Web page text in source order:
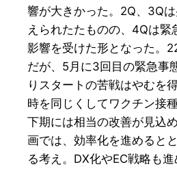
響が大きかった。2Q、3Q
えられたたものの、4Qは緊
影響を受けた形となった。
だが、5月に3回目の緊急事
りスタートの苦戦はやむを
時を同じくしてワクチン接
下期には相当の改善が見込
画では、効率化を進めると
る考え。DX化やEC戦略も